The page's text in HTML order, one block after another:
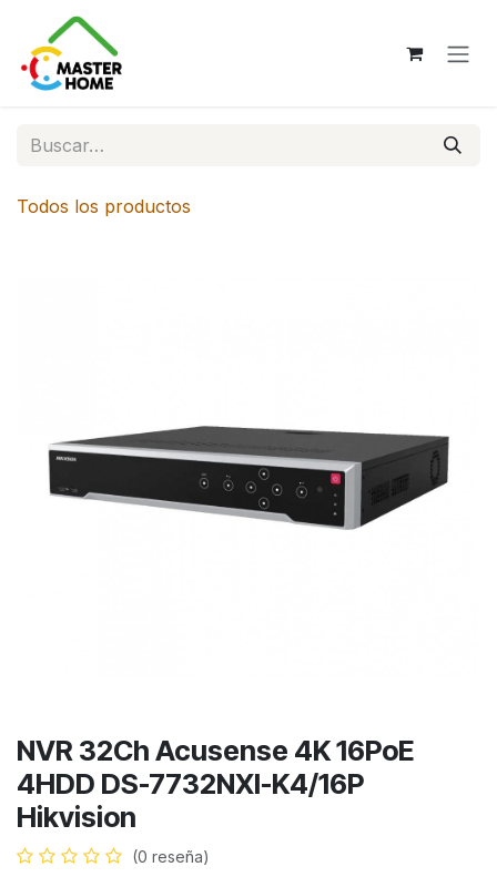
Ir al contenido
Todos los productos
NVR 32Ch Acusense 4K 16PoE
4HDD DS-7732NXI-K4/16P
Hikvision
(0 reseña)